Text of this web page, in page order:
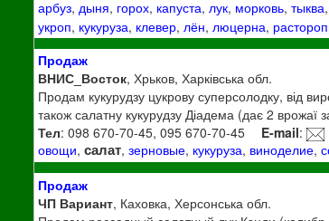
арбуз, дыня, горох, капуста, лук, морковь,тыква
укроп, кукуруза, клевер, лён, люцерна,
Продаж
ВНИС_Восток, Хрьков, Харківська обл.
Продам кукурудзу цукрову суперсолодку, від
також салатну кукурудзу Діадема (дає 2 врожаї
Тел: 098 670-70-45, 095 670-70-45 E-mail:
овощи,салат,зерновые, кукуруза, виноделие,
Продаж
ЧП Вариант, Каховка, Херсонська обл.